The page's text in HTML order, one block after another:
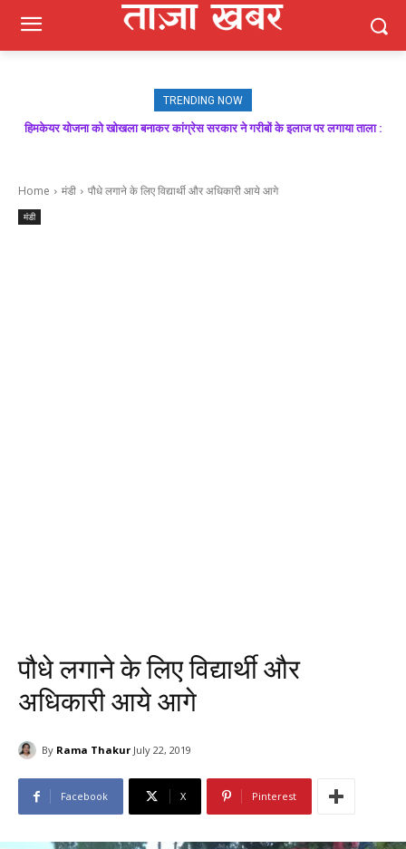
TRENDING NOW
हिमकेयर योजना को खोखला बनाकर कांग्रेस सरकार ने गरीबों के इलाज पर लगाया ताला :
मजबूत बूथ ही भाजपा की जीत की गारंटी, आगामी विधानसभा चुनाव में बूथ प्रबंधन निभाएगा
Home मंडी पौधे लगाने के लिए विद्यार्थी और अधिकारी आये आगे
मंडी
पौधे लगाने के लिए विद्यार्थी और
अधिकारी आये आगे
By Rama Thakur July 22, 2019
Facebook X Pinterest